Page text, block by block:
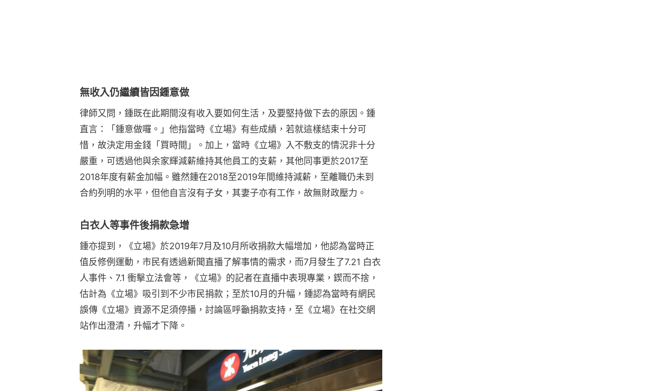
無收入仍繼續皆因鍾意做
律師又問，鍾既在此期間沒有收入要如何生活，及要堅持做下去的原因。鍾
直言：「鍾意做囉。」他指當時《立場》有些成績，若就這樣結束十分可
惜，故決定用金錢「買時間」。加上，當時《立場》入不敷支的情況非十分
嚴重，可透過他與余家輝減薪維持其他員工的支薪，其他同事更於2017至
2018年度有薪金加幅。雖然鍾在2018至2019年間維持減薪，至離職仍未到
合約列明的水平，但他自言沒有子女，其妻子亦有工作，故無財政壓力。
白衣人等事件後捐款急增
鍾亦提到，《立場》於2019年7月及10月所收捐款大幅增加，他認為當時正
值反修例運動，市民有透過新聞直播了解事情的需求，而7月發生了7.21 白衣
人事件、7.1 衝擊立法會等，《立場》的記者在直播中表現專業，鍥而不捨，
估計為《立場》吸引到不少市民捐款；至於10月的升幅，鍾認為當時有網民
誤傳《立場》資源不足須停播，討論區呼籲捐款支持，至《立場》在社交網
站作出澄清，升幅才下降。